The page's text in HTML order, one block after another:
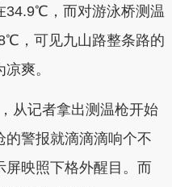
34.9℃，而对游泳桥测温
，可见九山路整条路的
爽。
记者拿出测温枪开始
警报就滴滴滴响个不
映照下格外醒目。而